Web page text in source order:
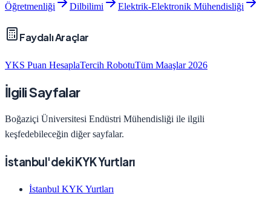
Öğretmenliği
Dilbilimi Elektrik-Elektronik Mühendisliği
Faydalı Araçlar
YKS Puan HesaplaTercih RobotuTüm Maaşlar 2026
İlgili Sayfalar
Boğaziçi Üniversitesi Endüstri Mühendisliği ile ilgili
keşfedebileceğin diğer sayfalar.
İstanbul'deki KYK Yurtları
İstanbul KYK Yurtları